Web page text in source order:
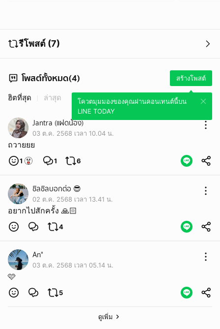
รีโพสต์ (7)
โพสต์ทั้งหมด(4) สร้างโพสต์
โควตมุมมองของคุณผ่านคอนเทนต์นี้บน
LINE TODAY
ฮิตที่สุด ล่าสุด
Jantra (แฝดน้อง)
03 ต.ค. 2568 เวลา 10.04 น.
ถวายยย
1 1 6
ชิลชิลบอกต่อ 😎
02 ต.ค. 2568 เวลา 13.41 น.
อยากไปสักครั้ง 🙏🏻
4
An"
03 ต.ค. 2568 เวลา 05.14 น.
🩷
5
ดูเพิ่ม